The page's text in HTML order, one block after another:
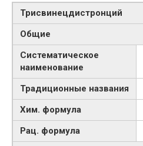
Трисвинецдистронций
Общие
Систематическое
наименование
Традиционные названия
Хим. формула
Рац. формула